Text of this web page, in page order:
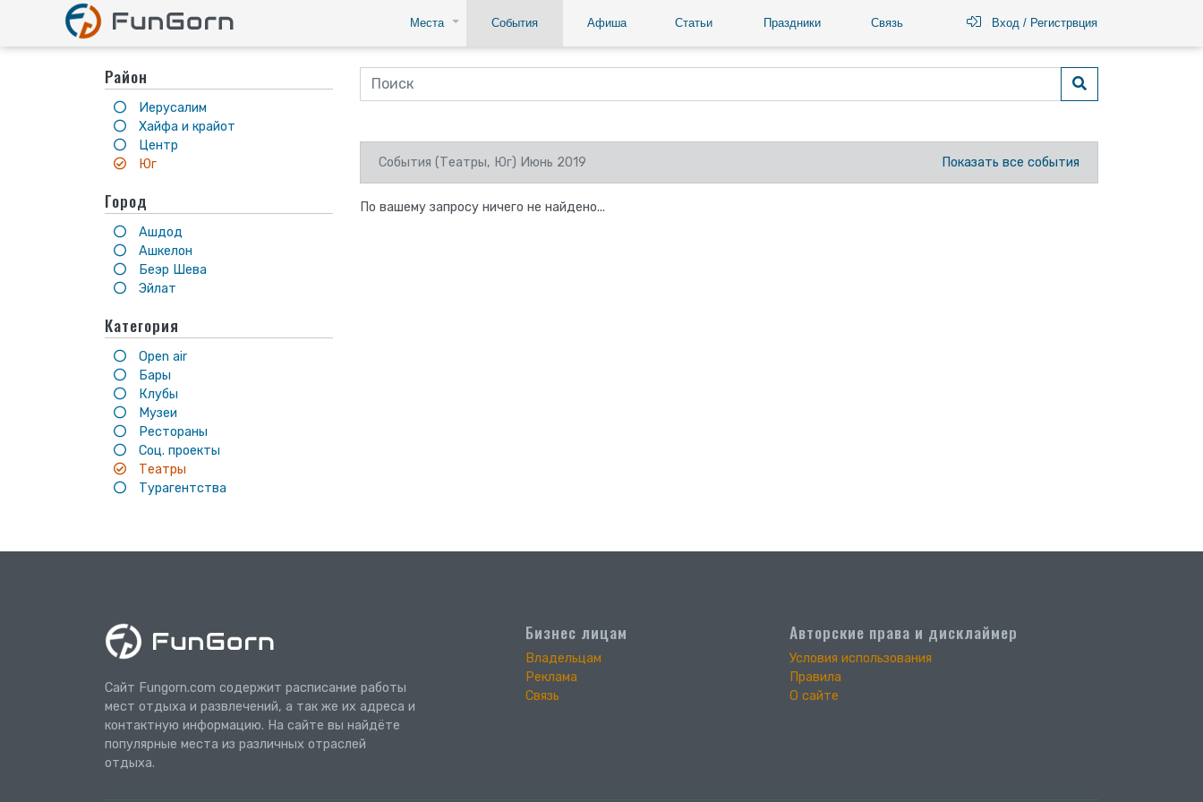
Места События Афиша Статьи Праздники Связь Вход / Регистрвция
Район
Иерусалим
Хайфа и крайот
Центр
Юг
Город
Ашдод
Ашкелон
Беэр Шева
Эйлат
Категория
Open air
Бары
Клубы
Музеи
Рестораны
Соц. проекты
Театры
Турагентства
События (Театры, Юг) Июнь 2019 Показать все события
По вашему запросу ничего не найдено...
Сайт Fungorn.com содержит расписание работы
мест отдыха и развлечений, а так же их адреса и
контактную информацию. На сайте вы найдёте
популярные места из различных отраслей
отдыха.
Бизнес лицам
Владельцам
Реклама
Связь
Авторские права и дисклаймер
Условия использования
Правила
О сайте